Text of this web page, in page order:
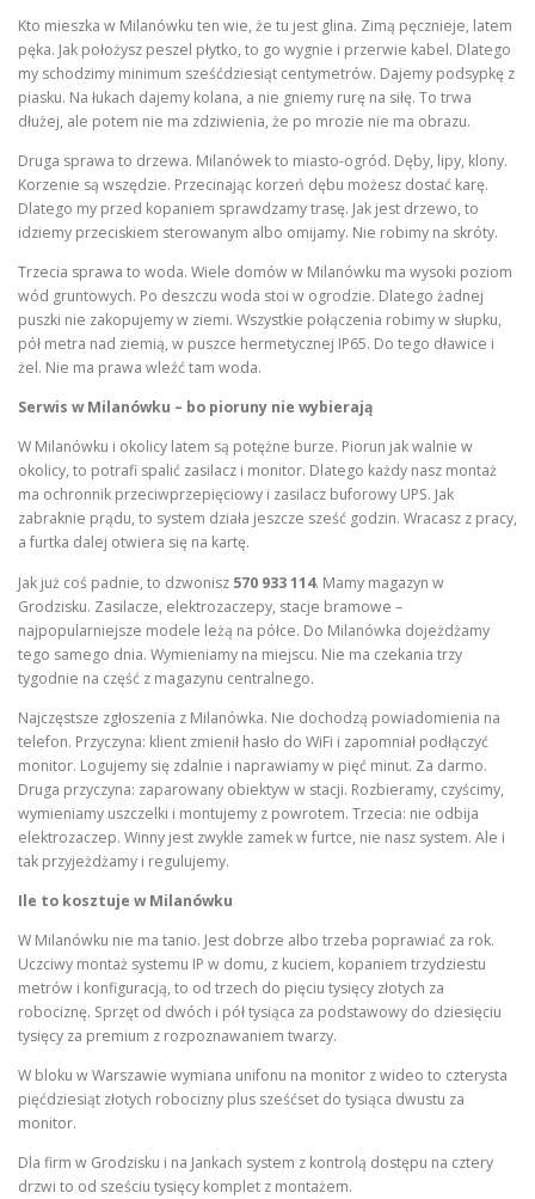
Kto mieszka w Milanówku ten wie, że tu jest glina. Zimą pęcznieje, latem
pęka. Jak położysz peszel płytko, to go wygnie i przerwie kabel. Dlatego
my schodzimy minimum sześćdziesiąt centymetrów. Dajemy podsypkę z
piasku. Na łukach dajemy kolana, a nie gniemy rurę na siłę. To trwa
dłużej, ale potem nie ma zdziwienia, że po mrozie nie ma obrazu.
Druga sprawa to drzewa. Milanówek to miasto-ogród. Dęby, lipy, klony.
Korzenie są wszędzie. Przecinając korzeń dębu możesz dostać karę.
Dlatego my przed kopaniem sprawdzamy trasę. Jak jest drzewo, to
idziemy przeciskiem sterowanym albo omijamy. Nie robimy na skróty.
Trzecia sprawa to woda. Wiele domów w Milanówku ma wysoki poziom
wód gruntowych. Po deszczu woda stoi w ogrodzie. Dlatego żadnej
puszki nie zakopujemy w ziemi. Wszystkie połączenia robimy w słupku,
pół metra nad ziemią, w puszce hermetycznej IP65. Do tego dławice i
żel. Nie ma prawa wleźć tam woda.
Serwis w Milanówku – bo pioruny nie wybierają
W Milanówku i okolicy latem są potężne burze. Piorun jak walnie w
okolicy, to potrafi spalić zasilacz i monitor. Dlatego każdy nasz montaż
ma ochronnik przeciwprzepięciowy i zasilacz buforowy UPS. Jak
zabraknie prądu, to system działa jeszcze sześć godzin. Wracasz z pracy,
a furtka dalej otwiera się na kartę.
Jak już coś padnie, to dzwonisz 570 933 114. Mamy magazyn w
Grodzisku. Zasilacze, elektrozaczepy, stacje bramowe –
najpopularniejsze modele leżą na półce. Do Milanówka dojeżdżamy
tego samego dnia. Wymieniamy na miejscu. Nie ma czekania trzy
tygodnie na część z magazynu centralnego.
Najczęstsze zgłoszenia z Milanówka. Nie dochodzą powiadomienia na
telefon. Przyczyna: klient zmienił hasło do WiFi i zapomniał podłączyć
monitor. Logujemy się zdalnie i naprawiamy w pięć minut. Za darmo.
Druga przyczyna: zaparowany obiektyw w stacji. Rozbieramy, czyścimy,
wymieniamy uszczelki i montujemy z powrotem. Trzecia: nie odbija
elektrozaczep. Winny jest zwykle zamek w furtce, nie nasz system. Ale i
tak przyjeżdżamy i regulujemy.
Ile to kosztuje w Milanówku
W Milanówku nie ma tanio. Jest dobrze albo trzeba poprawiać za rok.
Uczciwy montaż systemu IP w domu, z kuciem, kopaniem trzydziestu
metrów i konfiguracją, to od trzech do pięciu tysięcy złotych za
robociznę. Sprzęt od dwóch i pół tysiąca za podstawowy do dziesięciu
tysięcy za premium z rozpoznawaniem twarzy.
W bloku w Warszawie wymiana unifonu na monitor z wideo to czterysta
pięćdziesiąt złotych robocizny plus sześćset do tysiąca dwustu za
monitor.
Dla firm w Grodzisku i na Jankach system z kontrolą dostępu na cztery
drzwi to od sześciu tysięcy komplet z montażem.